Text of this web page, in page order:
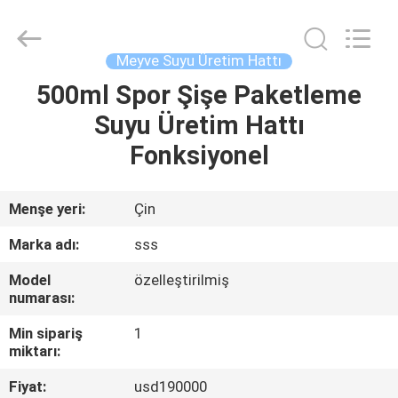
EVDE
VIDEOLAR
HAKKIMIZDA
FABRIKA
TURU
Technology
Reserved.
Meyve Suyu Üretim Hattı
500ml Spor Şişe Paketleme
Suyu Üretim Hattı
Fonksiyonel
Menşe yeri:
Çin
Marka adı:
sss
Model
numarası:
özelleştirilmiş
Min sipariş
miktarı:
1
Fiyat: usd190000